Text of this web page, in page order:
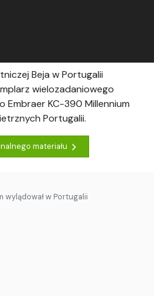
Beja w Portugalii
wielozadaniowego
KC-390 Millennium
Portugalii.
materiału
wylądował w Portugalii